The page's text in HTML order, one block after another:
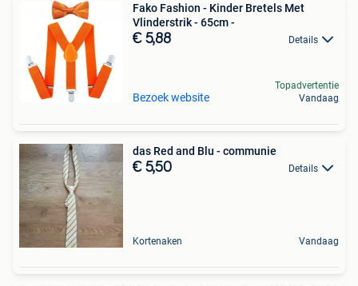
Fako Fashion - Kinder Bretels Met
Vlinderstrik - 65cm -
€ 5,88 Details
Bezoek website
Topadvertentie
Vandaag
das Red and Blu - communie
€ 5,50 Details
Kortenaken Vandaag